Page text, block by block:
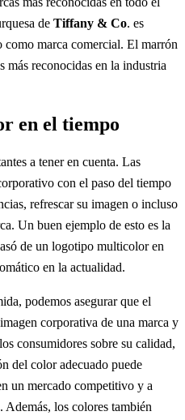
de Tiffany & Co. es
marca comercial. El marrón
más reconocidas en la industria
en el tiempo
a tener en cuenta. Las
con el paso del tiempo
refrescar su imagen o incluso
Un buen ejemplo de esto es la
de un logotipo multicolor en
en la actualidad.
podemos asegurar que el
corporativa de una marca y
consumidores sobre su calidad,
del color adecuado puede
un mercado competitivo y a
Además, los colores también